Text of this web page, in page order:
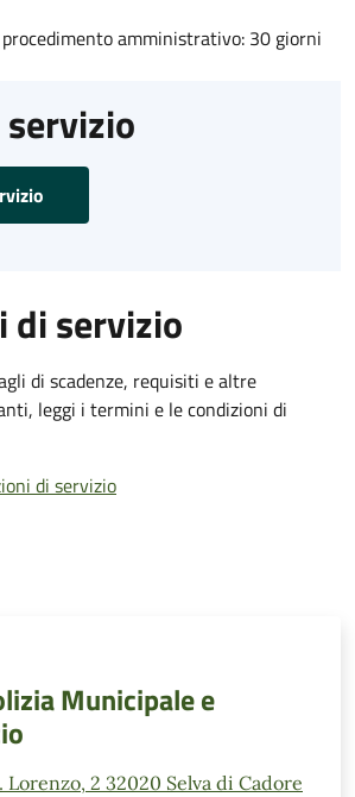
amministrativo: 30 giorni
di servizio
di scadenze, requisiti e altre
leggi i termini e le condizioni di
di servizio
Municipale e
Lorenzo, 2 32020 Selva di Cadore